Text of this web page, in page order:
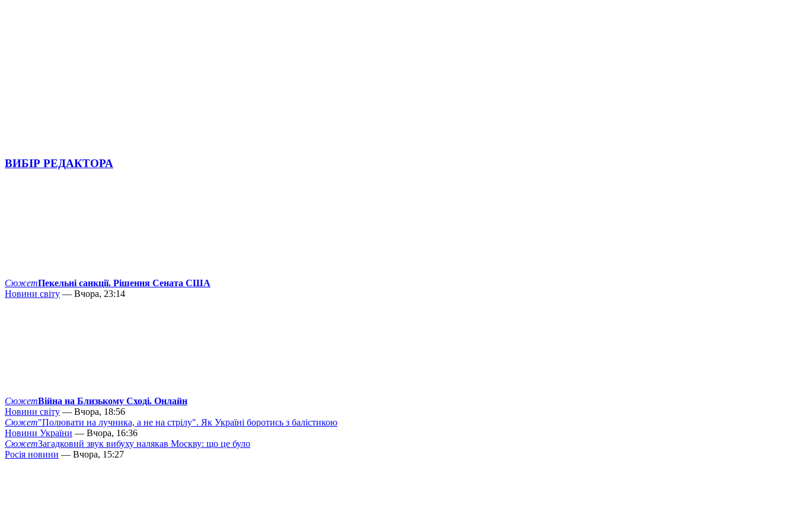
ВИБІР РЕДАКТОРА
СюжетПекельні санкції. Рішення Сената США
Новини світу — Вчора, 23:14
СюжетВійна на Близькому Сході. Онлайн
Новини світу — Вчора, 18:56
Сюжет"Полювати на лучника, а не на стрілу". Як Україні боротись з балістикою
Новини України — Вчора, 16:36
СюжетЗагадковий звук вибуху налякав Москву: що це було
Росія новини — Вчора, 15:27